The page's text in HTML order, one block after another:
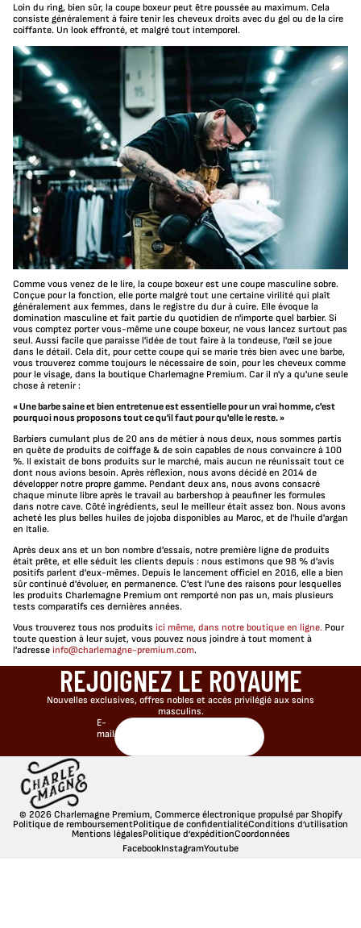
Loin du ring, bien sûr, la coupe boxeur peut être poussée au maximum. Cela
consiste généralement à faire tenir les cheveux droits avec du gel ou de la cire
coiffante. Un look effronté, et malgré tout intemporel.
Comme vous venez de le lire, la coupe boxeur est une coupe masculine sobre.
Conçue pour la fonction, elle porte malgré tout une certaine virilité qui plaît
généralement aux femmes, dans le registre du dur à cuire. Elle évoque la
domination masculine et fait partie du quotidien de n'importe quel barbier. Si
vous comptez porter vous-même une coupe boxeur, ne vous lancez surtout pas
seul. Aussi facile que paraisse l'idée de tout faire à la tondeuse, l'œil se joue
dans le détail. Cela dit, pour cette coupe qui se marie très bien avec une barbe,
vous trouverez comme toujours le nécessaire de soin, pour les cheveux comme
pour le visage, dans la boutique Charlemagne Premium. Car il n'y a qu'une seule
chose à retenir :
« Une barbe saine et bien entretenue est essentielle pour un vrai homme, c'est
pourquoi nous proposons tout ce qu'il faut pour qu'elle le reste. »
Barbiers cumulant plus de 20 ans de métier à nous deux, nous sommes partis
en quête de produits de coiffage & de soin capables de nous convaincre à 100
%. Il existait de bons produits sur le marché, mais aucun ne réunissait tout ce
dont nous avions besoin. Après réflexion, nous avons décidé en 2014 de
développer notre propre gamme. Pendant deux ans, nous avons consacré
chaque minute libre après le travail au barbershop à peaufiner les formules
dans notre cave. Côté ingrédients, seul le meilleur était assez bon. Nous avons
acheté les plus belles huiles de jojoba disponibles au Maroc, et de l'huile d'argan
en Italie.
Après deux ans et un bon nombre d'essais, notre première ligne de produits
était prête, et elle séduit les clients depuis : nous estimons que 98 % d'avis
positifs parlent d'eux-mêmes. Depuis le lancement officiel en 2016, elle a bien
sûr continué d'évoluer, en permanence. C'est l'une des raisons pour lesquelles
les produits Charlemagne Premium ont remporté non pas un, mais plusieurs
tests comparatifs ces dernières années.
Vous trouverez tous nos produits ici même, dans notre boutique en ligne. Pour
toute question à leur sujet, vous pouvez nous joindre à tout moment à
l'adresse info@charlemagne-premium.com.
REJOIGNEZ LE ROYAUME
Nouvelles exclusives, offres nobles et accès privilégié aux soins
masculins.
E-
mail
© 2026 Charlemagne Premium, Commerce électronique propulsé par Shopify
Politique de remboursementPolitique de confidentialitéConditions d’utilisation
Mentions légalesPolitique d’expéditionCoordonnées
FacebookInstagramYoutube